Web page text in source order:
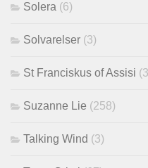
Solera (6)
Solvarelser (3)
St Franciskus of Assisi
Suzanne Lie (258)
Talking Wind (3)